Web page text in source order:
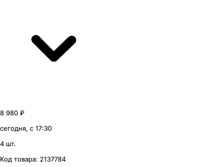
8 980 ₽
сегодня, с 17:30
4 шт.
Код товара: 2137784